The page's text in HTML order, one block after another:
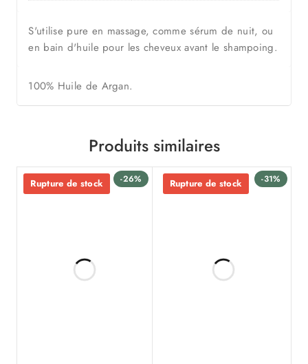
S'utilise pure en massage, comme sérum de nuit, ou
en bain d'huile pour les cheveux avant le shampoing.
100% Huile de Argan.
Produits similaires
-26%
Rupture de stock -31%
Rupture de stock